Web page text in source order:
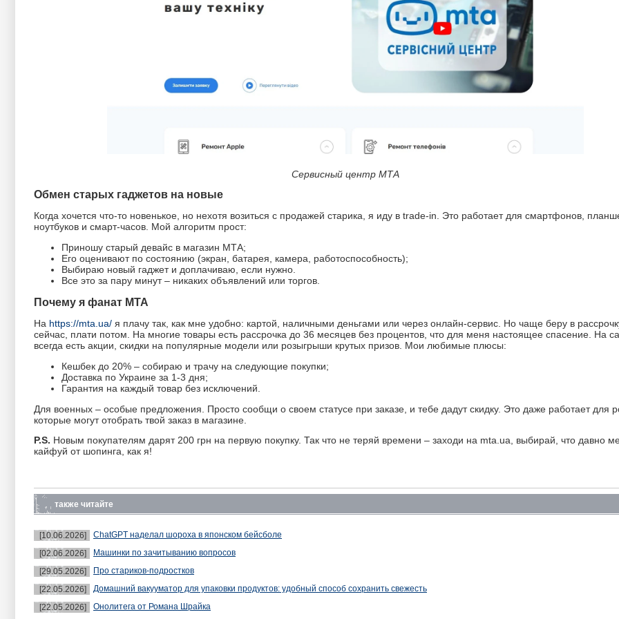
Сервисный центр МТА
Обмен старых гаджетов на новые
Когда хочется что-то новенькое, но нехотя возиться с продажей старика, я иду в trade-in. Это работает для смартфонов,
ноутбуков и смарт-часов. Мой алгоритм прост:
Приношу старый девайс в магазин МТА;
Его оценивают по состоянию (экран, батарея, камера, работоспособность);
Выбираю новый гаджет и доплачиваю, если нужно.
Все это за пару минут – никаких объявлений или торгов.
Почему я фанат МТА
На https://mta.ua/ я плачу так, как мне удобно: картой, наличными деньгами или через онлайн-сервис. Но чаще беру в
сейчас, плати потом. На многие товары есть рассрочка до 36 месяцев без процентов, что для меня настоящее спасение. На
всегда есть акции, скидки на популярные модели или розыгрыши крутых призов. Мои любимые плюсы:
Кешбек до 20% – собираю и трачу на следующие покупки;
Доставка по Украине за 1-3 дня;
Гарантия на каждый товар без исключений.
Для военных – особые предложения. Просто сообщи о своем статусе при заказе, и тебе дадут скидку. Это даже работает для
которые могут отобрать твой заказ в магазине.
P.S. Новым покупателям дарят 200 грн на первую покупку. Так что не теряй времени – заходи на mta.ua, выбирай, что давно
кайфуй от шопинга, как я!
также читайте
[10.06.2026]
ChatGPT наделал шороха в японском бейсболе
[02.06.2026]
Машинки по зачитыванию вопросов
[29.05.2026]
Про стариков-подростков
[22.05.2026]
Домашний вакууматор для упаковки продуктов: удобный способ сохранить свежесть
[22.05.2026]
Онолитега от Романа Шрайка